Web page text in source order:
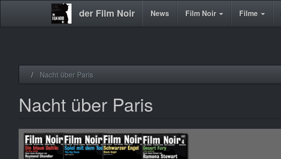
der Film Noir
Main News Film Noir Filme
Nacht über Paris
Nacht über Paris